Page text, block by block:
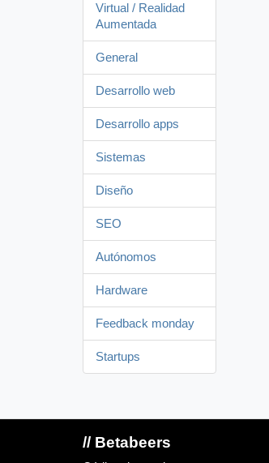
Virtual / Realidad
Aumentada
General
Desarrollo web
Desarrollo apps
Sistemas
Diseño
SEO
Autónomos
Hardware
Feedback monday
Startups
// Betabeers